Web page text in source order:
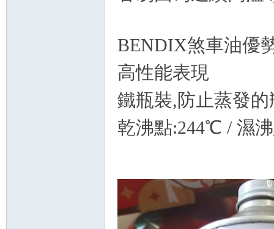
BENDIX煞車油優
高性能表現
鐵瓶裝,防止蒸發
乾沸點:244℃ / 濕